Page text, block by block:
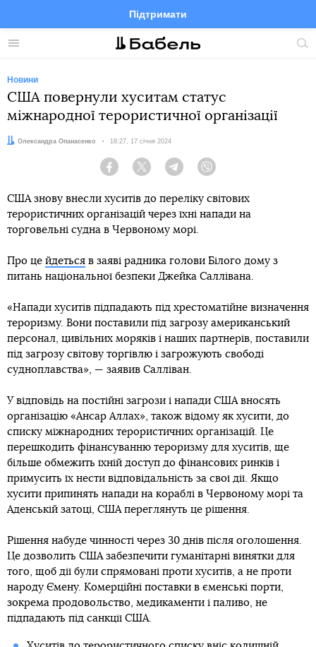
Меню
Підтримати
FacebookTelegramTwitter
Новини
США повернули хуситам статус
міжнародної терористичної організації
Автор:
Олександра Опанасенко Дата:
18:27, 17 січня 2024
Facebook Twitter Telegram
США знову внесли хуситів до переліку світових
терористичних організацій через їхні напади на
торговельні судна в Червоному морі.
Про це йдеться в заяві радника голови Білого дому з
питань національної безпеки Джейка Саллівана.
«Напади хуситів підпадають під хрестоматійне визначення
тероризму. Вони поставили під загрозу американський
персонал, цивільних моряків і наших партнерів, поставили
під загрозу світову торгівлю і загрожують свободі
судноплавства», — заявив Салліван.
У відповідь на постійні загрози і напади США вносять
організацію «Ансар Аллах», також відому як хусити, до
списку міжнародних терористичних організацій. Це
перешкодить фінансуванню тероризму для хуситів, ще
більше обмежить їхній доступ до фінансових ринків і
примусить їх нести відповідальність за свої дії. Якщо
хусити припинять напади на кораблі в Червоному морі та
Аденській затоці, США переглянуть це рішення.
Рішення набуде чинності через 30 днів після оголошення.
Це дозволить США забезпечити гуманітарні винятки для
того, щоб дії були спрямовані проти хуситів, а не проти
народу Ємену. Комерційні поставки в єменські порти,
зокрема продовольство, медикаменти і паливо, не
підпадають під санкції США.